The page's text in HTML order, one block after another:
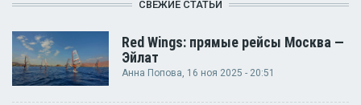
СВЕЖИЕ СТАТЬИ
Red Wings: прямые рейсы Москва —
Эйлат
Анна Попова, 16 ноя 2025 - 20:51